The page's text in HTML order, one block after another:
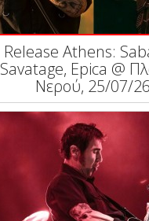
Release Athens:
Savatage, Epica @
Νερού, 25/07/26